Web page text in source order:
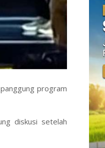
program
diskusi setelah